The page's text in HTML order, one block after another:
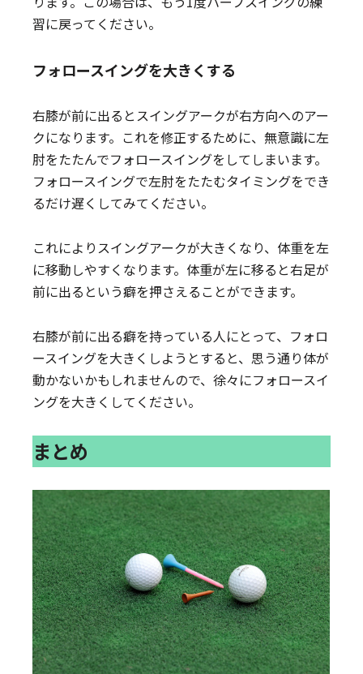
習に戻ってください。
フォロースイングを大きくする
右膝が前に出るとスイングアークが右方向へのアー
クになります。これを修正するために、無意識に左
肘をたたんでフォロースイングをしてしまいます。
フォロースイングで左肘をたたむタイミングをでき
るだけ遅くしてみてください。
これによりスイングアークが大きくなり、体重を左
に移動しやすくなります。体重が左に移ると右足が
前に出るという癖を押さえることができます。
右膝が前に出る癖を持っている人にとって、フォロ
ースイングを大きくしようとすると、思う通り体が
動かないかもしれませんので、徐々にフォロースイ
ングを大きくしてください。
まとめ